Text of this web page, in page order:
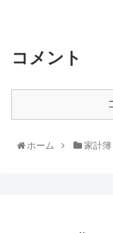
コメント
ホーム 家計簿